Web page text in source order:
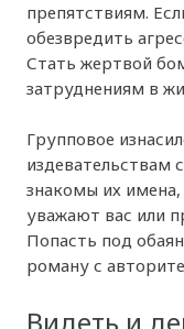
препятствиям.
обезвредить
Стать жертвой
затруднениям в
Групповое
издевательствам
знакомы их
уважают вас или
Попасть под
роману с